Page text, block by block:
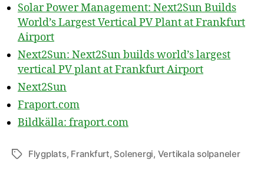
Solar Power Management: Next2Sun Builds
World’s Largest Vertical PV Plant at Frankfurt
Airport
Next2Sun: Next2Sun builds world’s largest
vertical PV plant at Frankfurt Airport
Next2Sun
Fraport.com
Bildkälla: fraport.com
EtiketterFlygplats, Frankfurt, Solenergi, Vertikala solpaneler